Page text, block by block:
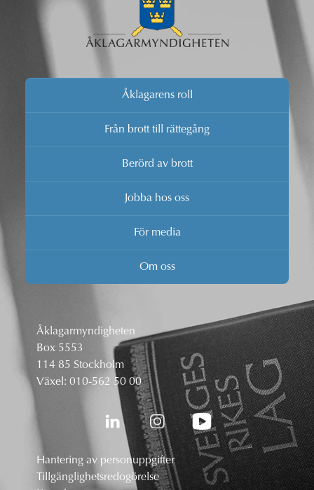
Åklagarens roll
Från brott till rättegång
Berörd av brott
Jobba hos oss
För media
Om oss
Åklagarmyndigheten
Box 5553
114 85 Stockholm
Växel: 010-562 50 00
Hantering av personuppgifter
Tillgänglighetsredogörelse